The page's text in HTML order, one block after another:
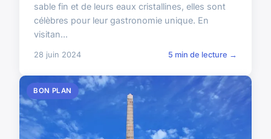
sable fin et de leurs eaux cristallines, elles sont
célèbres pour leur gastronomie unique. En
visitan...
28 juin 2024 5 min de lecture →
BON PLAN